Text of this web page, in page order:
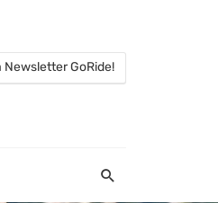
Newsletter GoRide!